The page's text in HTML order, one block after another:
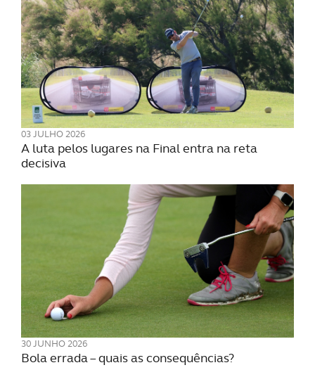
03 JULHO 2026
A luta pelos lugares na Final entra na reta
decisiva
30 JUNHO 2026
Bola errada – quais as consequências?